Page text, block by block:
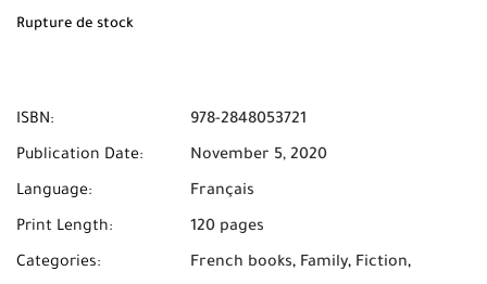
Rupture de stock
ISBN: 978-2848053721
Publication Date: November 5, 2020
Language: Français
Print Length: 120 pages
Categories: French books, Family, Fiction,